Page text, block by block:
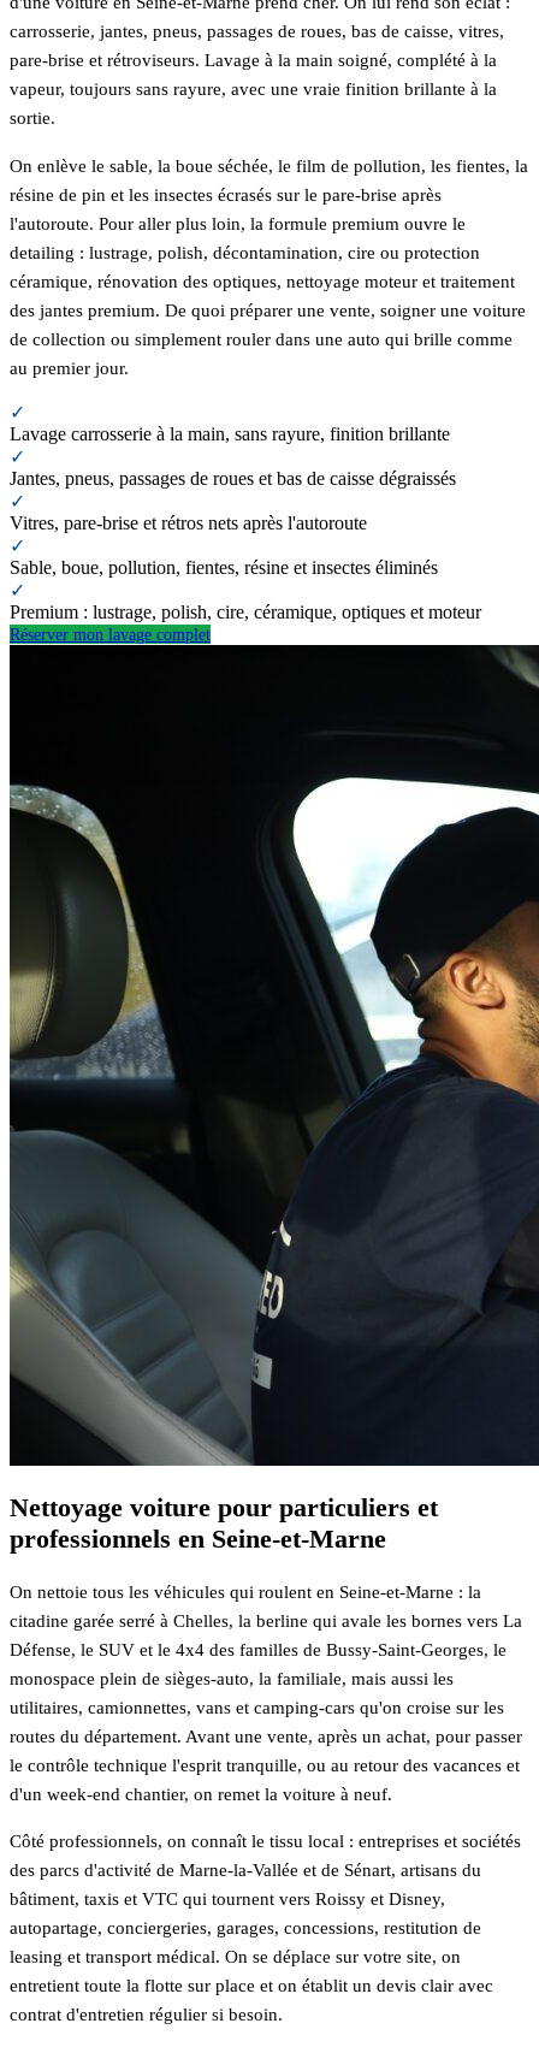
carrosserie, jantes, pneus, passages de roues, bas de caisse, vitres,
pare-brise et rétroviseurs. Lavage à la main soigné, complété à la
vapeur, toujours sans rayure, avec une vraie finition brillante à la
sortie.
On enlève le sable, la boue séchée, le film de pollution, les fientes, la
résine de pin et les insectes écrasés sur le pare-brise après
l'autoroute. Pour aller plus loin, la formule premium ouvre le
detailing : lustrage, polish, décontamination, cire ou protection
céramique, rénovation des optiques, nettoyage moteur et traitement
des jantes premium. De quoi préparer une vente, soigner une voiture
de collection ou simplement rouler dans une auto qui brille comme
au premier jour.
✓
Lavage carrosserie à la main, sans rayure, finition brillante
✓
Jantes, pneus, passages de roues et bas de caisse dégraissés
✓
Vitres, pare-brise et rétros nets après l'autoroute
✓
Sable, boue, pollution, fientes, résine et insectes éliminés
✓
Premium : lustrage, polish, cire, céramique, optiques et moteur
Réserver mon lavage complet
Nettoyage voiture pour particuliers et
professionnels en Seine-et-Marne
On nettoie tous les véhicules qui roulent en Seine-et-Marne : la
citadine garée serré à Chelles, la berline qui avale les bornes vers La
Défense, le SUV et le 4x4 des familles de Bussy-Saint-Georges, le
monospace plein de sièges-auto, la familiale, mais aussi les
utilitaires, camionnettes, vans et camping-cars qu'on croise sur les
routes du département. Avant une vente, après un achat, pour passer
le contrôle technique l'esprit tranquille, ou au retour des vacances et
d'un week-end chantier, on remet la voiture à neuf.
Côté professionnels, on connaît le tissu local : entreprises et sociétés
des parcs d'activité de Marne-la-Vallée et de Sénart, artisans du
bâtiment, taxis et VTC qui tournent vers Roissy et Disney,
autopartage, conciergeries, garages, concessions, restitution de
leasing et transport médical. On se déplace sur votre site, on
entretient toute la flotte sur place et on établit un devis clair avec
contrat d'entretien régulier si besoin.